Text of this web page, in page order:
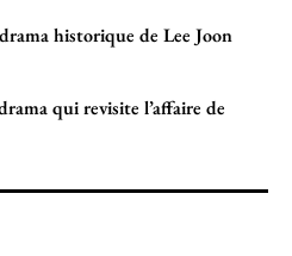
historique de Lee Joon
qui revisite l’affaire de